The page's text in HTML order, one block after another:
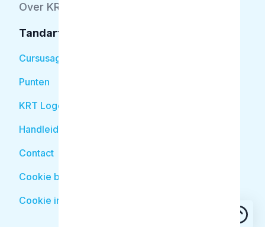
Over KRT
Tandarts
Cursusagenda
Punten
KRT Logo
Handleiding Tandarts
Contact
Cookie beleid
Cookie instellingen